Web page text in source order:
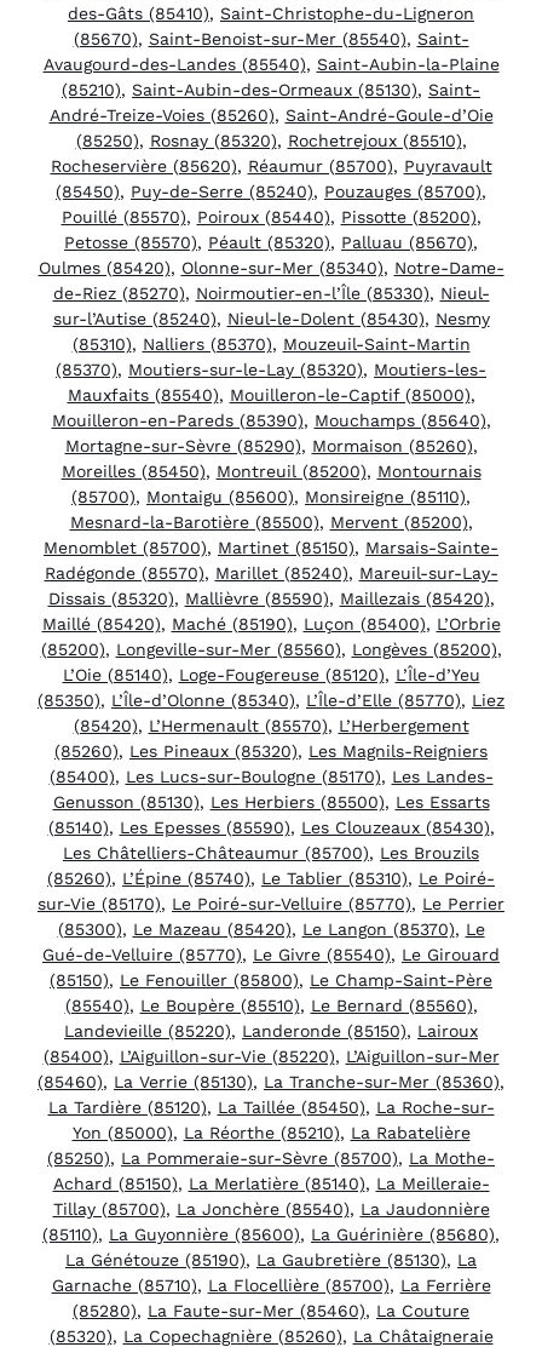
des-Gâts (85410), Saint-Christophe-du-Ligneron
(85670), Saint-Benoist-sur-Mer (85540), Saint-
Avaugourd-des-Landes (85540), Saint-Aubin-la-Plaine
(85210), Saint-Aubin-des-Ormeaux (85130), Saint-
André-Treize-Voies (85260), Saint-André-Goule-d’Oie
(85250), Rosnay (85320), Rochetrejoux (85510),
Rocheservière (85620), Réaumur (85700), Puyravault
(85450), Puy-de-Serre (85240), Pouzauges (85700),
Pouillé (85570), Poiroux (85440), Pissotte (85200),
Petosse (85570), Péault (85320), Palluau (85670),
Oulmes (85420), Olonne-sur-Mer (85340), Notre-Dame-
de-Riez (85270), Noirmoutier-en-l’Île (85330), Nieul-
sur-l’Autise (85240), Nieul-le-Dolent (85430), Nesmy
(85310), Nalliers (85370), Mouzeuil-Saint-Martin
(85370), Moutiers-sur-le-Lay (85320), Moutiers-les-
Mauxfaits (85540), Mouilleron-le-Captif (85000),
Mouilleron-en-Pareds (85390), Mouchamps (85640),
Mortagne-sur-Sèvre (85290), Mormaison (85260),
Moreilles (85450), Montreuil (85200), Montournais
(85700), Montaigu (85600), Monsireigne (85110),
Mesnard-la-Barotière (85500), Mervent (85200),
Menomblet (85700), Martinet (85150), Marsais-Sainte-
Radégonde (85570), Marillet (85240), Mareuil-sur-Lay-
Dissais (85320), Mallièvre (85590), Maillezais (85420),
Maillé (85420), Maché (85190), Luçon (85400), L’Orbrie
(85200), Longeville-sur-Mer (85560), Longèves (85200),
L’Oie (85140), Loge-Fougereuse (85120), L’Île-d’Yeu
(85350), L’Île-d’Olonne (85340), L’Île-d’Elle (85770), Liez
(85420), L’Hermenault (85570), L’Herbergement
(85260), Les Pineaux (85320), Les Magnils-Reigniers
(85400), Les Lucs-sur-Boulogne (85170), Les Landes-
Genusson (85130), Les Herbiers (85500), Les Essarts
(85140), Les Epesses (85590), Les Clouzeaux (85430),
Les Châtelliers-Châteaumur (85700), Les Brouzils
(85260), L’Épine (85740), Le Tablier (85310), Le Poiré-
sur-Vie (85170), Le Poiré-sur-Velluire (85770), Le Perrier
(85300), Le Mazeau (85420), Le Langon (85370), Le
Gué-de-Velluire (85770), Le Givre (85540), Le Girouard
(85150), Le Fenouiller (85800), Le Champ-Saint-Père
(85540), Le Boupère (85510), Le Bernard (85560),
Landevieille (85220), Landeronde (85150), Lairoux
(85400), L’Aiguillon-sur-Vie (85220), L’Aiguillon-sur-Mer
(85460), La Verrie (85130), La Tranche-sur-Mer (85360),
La Tardière (85120), La Taillée (85450), La Roche-sur-
Yon (85000), La Réorthe (85210), La Rabatelière
(85250), La Pommeraie-sur-Sèvre (85700), La Mothe-
Achard (85150), La Merlatière (85140), La Meilleraie-
Tillay (85700), La Jonchère (85540), La Jaudonnière
(85110), La Guyonnière (85600), La Guérinière (85680),
La Génétouze (85190), La Gaubretière (85130), La
Garnache (85710), La Flocellière (85700), La Ferrière
(85280), La Faute-sur-Mer (85460), La Couture
(85320), La Copechagnière (85260), La Châtaigneraie